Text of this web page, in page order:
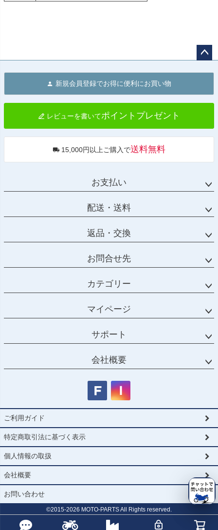
へ
新規会員登録でお得に便利にお買い物
レビューを書いてポイントプレゼント
15,000円以上ご購入で送料無料
お支払い
配送・送料
返品・交換
お問合せ先
カテゴリー
マイページ
サポート
会社概要
ご利用ガイド
特定商取引法に基づく表示
個人情報の取扱
会社概要
お問い合わせ
©2015-2026 MOTO-PARTS All Rights reserved.